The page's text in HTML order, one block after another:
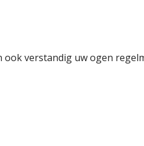
verstandig uw ogen